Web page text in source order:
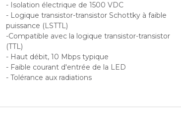
- Isolation électrique de 1500 VDC
- Logique transistor-transistor Schottky à faible
puissance (LSTTL)
-Compatible avec la logique transistor-transistor
(TTL)
- Haut débit, 10 Mbps typique
- Faible courant d'entrée de la LED
- Tolérance aux radiations